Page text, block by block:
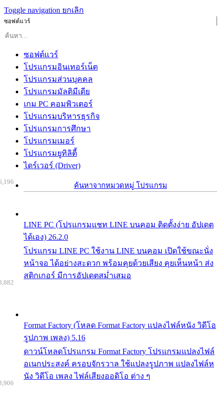
Toggle navigation ยกเลิก
ซอฟต์แวร์
ซอฟต์แวร์
โปรแกรมอินเทอร์เน็ต
โปรแกรมส่วนบุคคล
โปรแกรมมัลติมีเดีย
เกม PC คอมพิวเตอร์
โปรแกรมบริหารธุรกิจ
โปรแกรมการศึกษา
โปรแกรมเมอร์
โปรแกรมยูทิลิตี้
ไดร์เวอร์ (Driver)
ค้นหาจากหมวดหมู่ โปรแกรม
LINE PC (โปรแกรมแชท LINE บนคอม ติดตั้งง่าย อัปเดต
ได้เอง) 26.2.0
โปรแกรม LINE PC ใช้งาน LINE บนคอม เปิดใช้ขณะนั่ง
หน้าจอ ได้อย่างสะดวก พร้อมคุยด้วยเสียง คุยเห็นหน้า ส่ง
สติกเกอร์ มีการอัปเดตสม่ำเสมอ
Format Factory (โหลด Format Factory แปลงไฟล์หนัง วิดีโอ
รูปภาพ เพลง) 5.16
ดาวน์โหลดโปรแกรม Format Factory โปรแกรมแปลงไฟล์
อเนกประสงค์ ครอบจักรวาล ใช้แปลงรูปภาพ แปลงไฟล์ห
นัง วิดีโอ เพลง ไฟล์เสียงออดิโอ ต่าง ๆ